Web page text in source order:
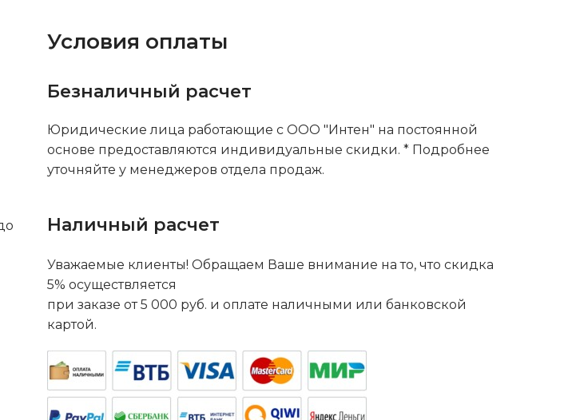
Условия оплаты
Безналичный расчет
Юридические лица работающие с ООО "Интен" на постоянной
основе предоставляются индивидуальные скидки. * Подробнее
уточняйте у менеджеров отдела продаж.
Наличный расчет
Уважаемые клиенты! Обращаем Ваше внимание на то, что скидка
5% осуществляется
при заказе от 5 000 руб. и оплате наличными или банковской
картой.